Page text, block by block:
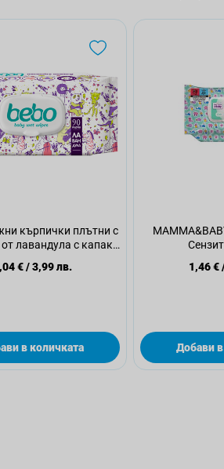
кърпички плътни с
лавандула с капак
€/3,99 лв.
в количката
1,46 €
Добави